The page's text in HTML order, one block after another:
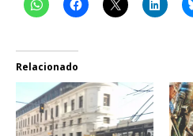
Relacionado